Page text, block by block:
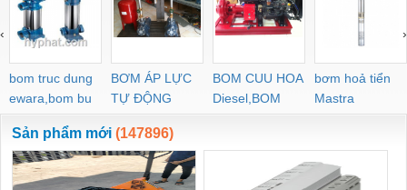
bom truc dung
ewara,bom bu
ewara
BƠM ÁP LỰC
TỰ ĐỘNG
BOM CUU HOA
Diesel,BOM
CHUA CHAY
bơm hoả tiển
Mastra
‹ ›
Sản phẩm mới (147896)